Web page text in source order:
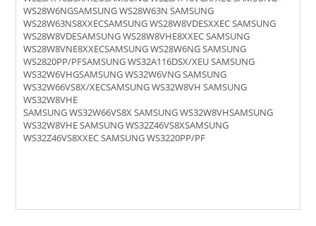
WS28W6NGSAMSUNG WS28W63N SAMSUNG
WS28W63NS8XXECSAMSUNG WS28W8VDESXXEC SAMSUNG
WS28W8VDESAMSUNG WS28W8VHE8XXEC SAMSUNG
WS28W8VNE8XXECSAMSUNG WS28W6NG SAMSUNG
WS2820PP/PFSAMSUNG WS32A116DSX/XEU SAMSUNG
WS32W6VHGSAMSUNG WS32W6VNG SAMSUNG
WS32W66VS8X/XECSAMSUNG WS32W8VH SAMSUNG
WS32W8VHE
SAMSUNG WS32W66VS8X SAMSUNG WS32W8VHSAMSUNG
WS32W8VHE SAMSUNG WS32Z46VS8XSAMSUNG
WS32Z46VS8XXEC SAMSUNG WS3220PP/PF